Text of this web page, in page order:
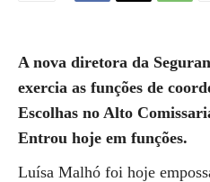
A nova diretora da
exercia as funções de
Escolhas no Alto
Entrou hoje em funções.
Luísa Malhó foi hoje